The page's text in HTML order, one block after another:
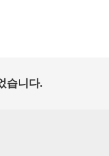
습니다.